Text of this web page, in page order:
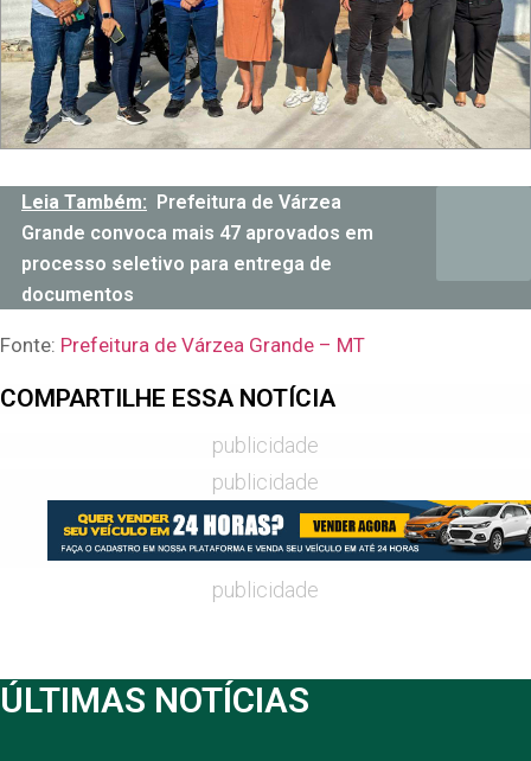
Leia Também:
Prefeitura de Várzea
Grande convoca mais 47 aprovados em
processo seletivo para entrega de
documentos
Fonte: Prefeitura de Várzea Grande – MT
COMPARTILHE ESSA NOTÍCIA
publicidade
publicidade
publicidade
ÚLTIMAS NOTÍCIAS